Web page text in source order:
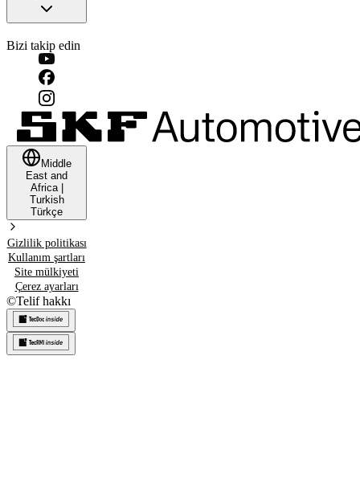
Bizi takip edin
Middle
East and
Africa|
Turkish
Türkçe
Gizlilik politikası
Kullanım şartları
Site mülkiyeti
Çerez ayarları
©Telif hakkı